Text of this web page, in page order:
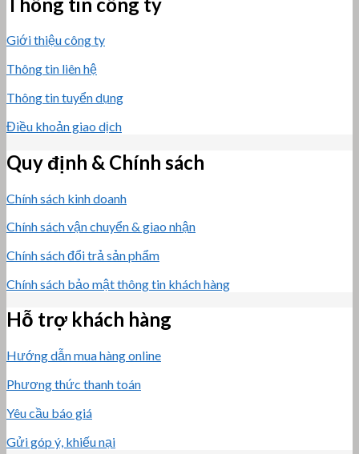
Giới thiệu công ty
Thông tin liên hệ
Thông tin tuyển dụng
Điều khoản giao dịch
Quy định & Chính sách
Chính sách kinh doanh
Chính sách vận chuyển & giao nhận
Chính sách đổi trả sản phẩm
Chính sách bảo mật thông tin khách hàng
Hỗ trợ khách hàng
Hướng dẫn mua hàng online
Phương thức thanh toán
Yêu cầu báo giá
Gửi góp ý, khiếu nại